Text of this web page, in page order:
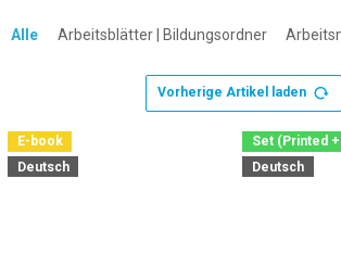
Alle Arbeitsblätter | Bildungsordner
Vorherige Artikel laden
E-book
Deutsch
Set (Printed
Deutsch